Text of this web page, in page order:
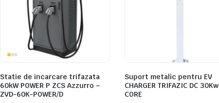
Statie de incarcare trifazata
60kW POWER P ZCS Azzurro –
ZVD-60K-POWER/D
Suport metalic pentru EV
CHARGER TRIFAZIC DC 30Kw
CORE